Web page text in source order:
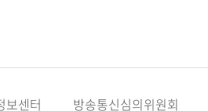
보센터 방송통신심의위원회